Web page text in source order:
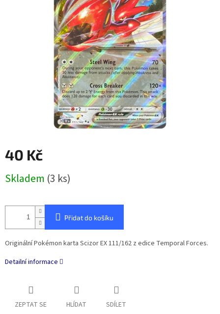
40 Kč
cena:
Skladem (3 ks)
Přidat do košíku
Originální Pokémon karta Scizor EX 111/162 z edice Temporal Forces.
Detailní informace
ZEPTAT SE HLÍDAT SDÍLET